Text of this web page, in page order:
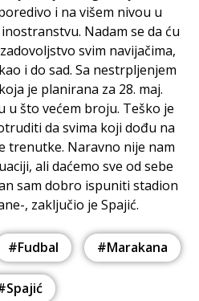
i na višem nivou u
Nadam se da ću
svim navijačima,
i do sad. Sa nestrpljenjem
je planirana za 28. maj.
u što većem broju. Teško je
da svima koji dođu na
trenutke. Naravno nije nam
ali daćemo sve od sebe
sam dobro ispuniti stadion
, zaključio je Spajić.
#Fudbal #Marakana